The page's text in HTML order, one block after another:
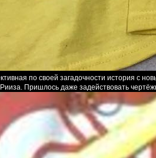
по своей загадочности история с
Пришлось даже задействовать